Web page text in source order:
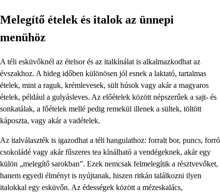
Melegítő ételek és italok az ünnepi
menühöz
A téli esküvőknél az ételsor és az italkínálat is alkalmazkodhat az
évszakhoz. A hideg időben különösen jól esnek a laktató, tartalmas
ételek, mint a raguk, krémlevesek, sült húsok vagy akár a magyaros
ételek, például a gulyásleves. Az előételek között népszerűek a sajt- és
sonkatálak, a főételek mellé pedig remekül illenek a sültek, töltött
káposzta, vagy akár a vadételek.
Az italválaszték is igazodhat a téli hangulathoz: forralt bor, puncs, forró
csokoládé vagy akár fűszeres tea kínálható a vendégeknek, akár egy
külön „melegítő sarokban”. Ezek nemcsak felmelegítik a résztvevőket,
hanem egyedi élményt is nyújtanak, hiszen ritkán találkozni ilyen
italokkal egy esküvőn. Az édességek között a mézeskalács,